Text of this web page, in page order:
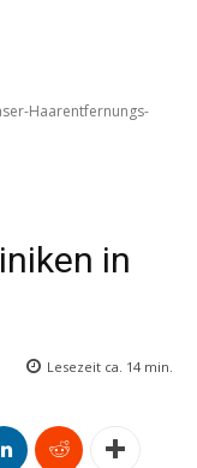
Haarentfernungs-
in
Lesezeit ca. 14 min.